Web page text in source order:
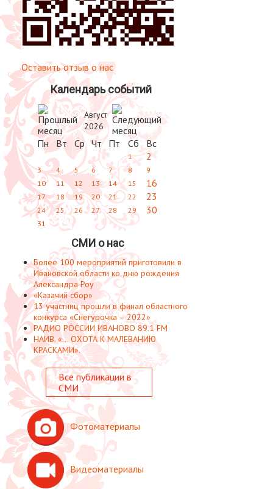
Оставить отзыв о нас
Календарь событий
Август
2026
Пн Вт Ср Чт Пт Сб Вс
1 2
3 4 5 6 7 8
9
10
11 12 13 14 15 16
17 18 19 20 21 22 23
24 25 26 27 28 29 30
31
СМИ о нас
Более 100 мероприятий приготовили в
Ивановской области ко дню рождения
Александра Роу
«Казачий сбор»
13 участниц прошли в финал областного
конкурса «Снегурочка – 2022»
РАДИО РОССИИ ИВАНОВО 89.1 FM
НАИВ. «... ОХОТА К МАЛЕВАНИЮ
КРАСКАМИ».
Все публикации в
СМИ
Фотоматериалы
Видеоматериалы